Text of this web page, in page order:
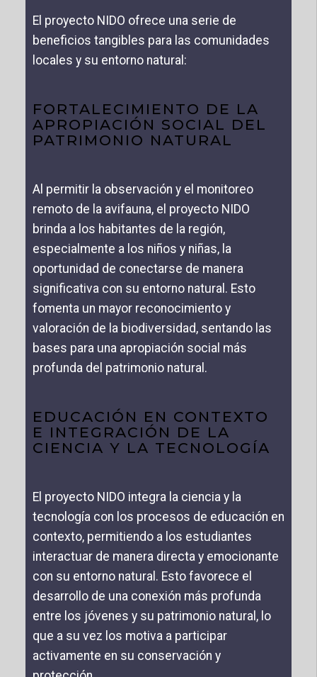
El proyecto NIDO ofrece una serie de
beneficios tangibles para las comunidades
locales y su entorno natural:
FORTALECIMIENTO DE LA
APROPIACIÓN SOCIAL DEL
PATRIMONIO NATURAL
Al permitir la observación y el monitoreo
remoto de la avifauna, el proyecto NIDO
brinda a los habitantes de la región,
especialmente a los niños y niñas, la
oportunidad de conectarse de manera
significativa con su entorno natural. Esto
fomenta un mayor reconocimiento y
valoración de la biodiversidad, sentando las
bases para una apropiación social más
profunda del patrimonio natural.
EDUCACIÓN EN CONTEXTO
E INTEGRACIÓN DE LA
CIENCIA Y LA TECNOLOGÍA
El proyecto NIDO integra la ciencia y la
tecnología con los procesos de educación en
contexto, permitiendo a los estudiantes
interactuar de manera directa y emocionante
con su entorno natural. Esto favorece el
desarrollo de una conexión más profunda
entre los jóvenes y su patrimonio natural, lo
que a su vez los motiva a participar
activamente en su conservación y